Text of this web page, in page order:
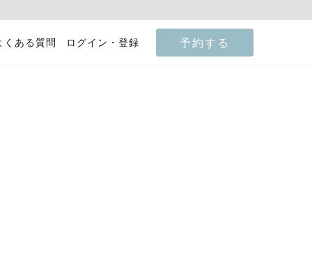
くある質問 ログイン・登録 予約する